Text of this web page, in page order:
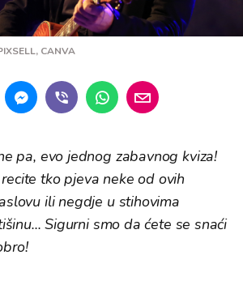
CANVA
pa, evo jednog zabavnog kviza!
tko pjeva neke od ovih
ili negdje u stihovima
Sigurni smo da ćete se snaći